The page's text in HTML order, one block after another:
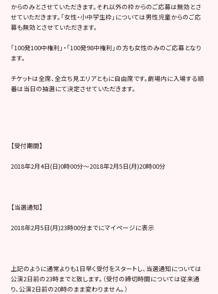
からのみとさせていただきます。それ以外の枠からのご応募は無効とさ
せていただきます。「女性・小中学生枠」については男性児童からのご応
募も無効とさせていただきます。
「100発100中権利」・「100発98中権利」の方も女性のみのご応募となり
ます。
チケットは全席、全立ち見エリアともに自由席です。劇場内に入場する順
番は当日の抽選にて決定させていただきます。
【受付期間】
2018年2月4日(日)0時00分～2018年2月5日(月)20時00分
【当選通知】
2018年2月5日(月)23時00分までにマイページに表示
上記のように通常よりも1日早く受付をスタートし、当選通知については
公演2日前の23時までと致します。（受付の締切時間については従来通
り、公演2日前の20時のまま変わりません。）